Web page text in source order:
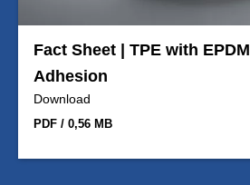
Fact Sheet | TPE with EPDM
Adhesion
Download
PDF / 0,56 MB